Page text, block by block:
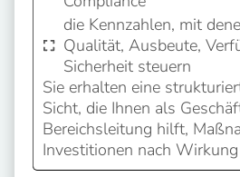
die Kennzahlen, mit
Qualität, Ausbeute,
Sicherheit steuern
Sie erhalten eine
Sicht, die Ihnen als
Bereichsleitung hilft,
Investitionen nach